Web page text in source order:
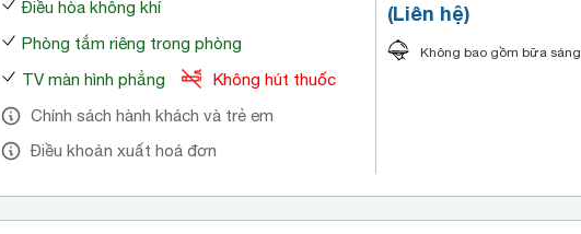
Điều hòa không khí
Phòng tắm riêng trong phòng
TV màn hình phẳng
Không hút thuốc
Chính sách hành khách và trẻ em
Điều khoản xuất hoá đơn
(Liên hệ)
Không bao gồm bữa sáng